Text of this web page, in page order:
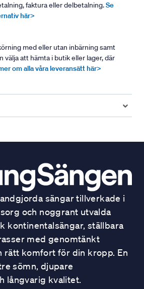
faktura eller delbetalning.Se
här>
med eller utan inbärning samt
välja att hämta i butik eller lager, där
om alla våra leveransätt här>
sängar tillverkade i
och noggrant utvalda
kontinentalsängar, ställbara
med genomtänkt
rätt komfort för din kropp. En
sömn, djupare
långvarig kvalitet.